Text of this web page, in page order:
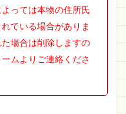
っては本物の住所氏
ている場合がありま
場合は削除しますの
ムよりご連絡くださ